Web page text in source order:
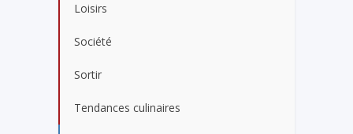
Loisirs
Société
Sortir
Tendances culinaires